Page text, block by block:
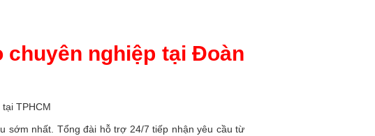
nghiệp tại Đoàn
TPHCM
sớm nhất. Tổng đài hỗ trợ 24/7 tiếp nhận yêu cầu từ